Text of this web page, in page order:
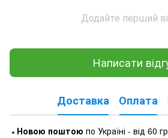
Додайте перший
Написати
Доставка Оплата
● Новою поштою по Україні - від 60